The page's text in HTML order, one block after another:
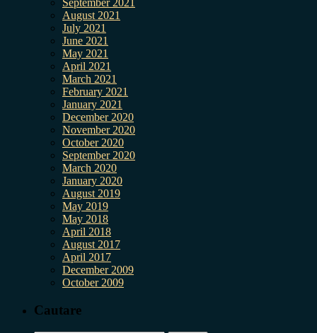
September 2021
August 2021
July 2021
June 2021
May 2021
April 2021
March 2021
February 2021
January 2021
December 2020
November 2020
October 2020
September 2020
March 2020
January 2020
August 2019
May 2019
May 2018
April 2018
August 2017
April 2017
December 2009
October 2009
Cautare